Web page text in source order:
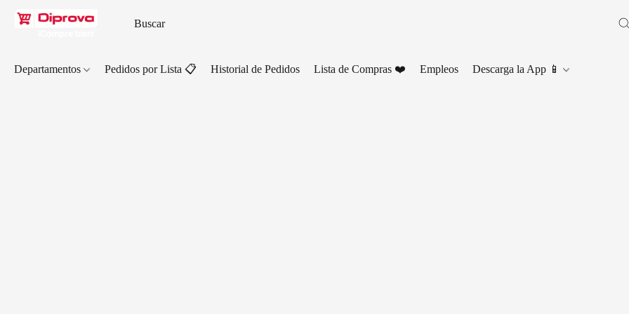
Departamentos Pedidos por Lista 📋 Historial de Pedidos Lista de Compras ❤️ Empleos Descarga la App 📱